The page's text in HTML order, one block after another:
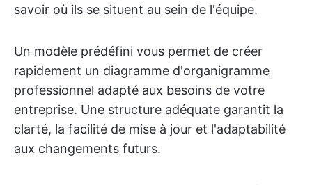
savoir où ils se situent au sein de l'équipe.
Un modèle prédéfini vous permet de créer
rapidement un diagramme d'organigramme
professionnel adapté aux besoins de votre
entreprise. Une structure adéquate garantit la
clarté, la facilité de mise à jour et l'adaptabilité
aux changements futurs.